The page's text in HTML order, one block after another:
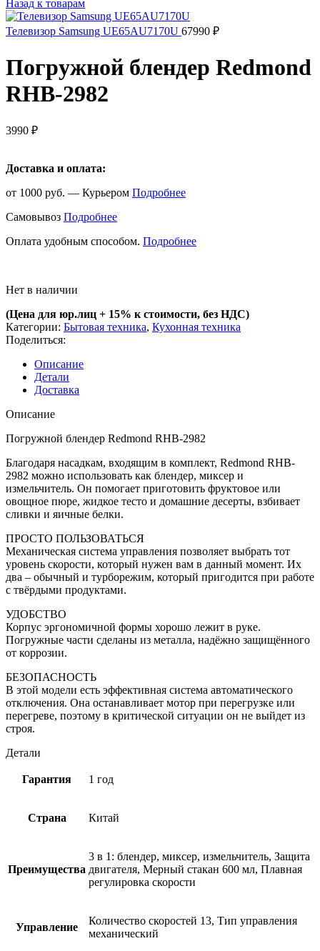
Назад к товарам
Телевизор Samsung UE65AU7170U 67990 ₽
Погружной блендер Redmond
RHB-2982
3990 ₽
Доставка и оплата:
от 1000 руб. — Курьером Подробнее
Самовывоз Подробнее
Оплата удобным способом. Подробнее
Нет в наличии
(Цена для юр.лиц + 15% к стоимости, без НДС)
Категории: Бытовая техника, Кухонная техника
Поделиться:
Описание
Детали
Доставка
Описание
Погружной блендер Redmond RHB-2982
Благодаря насадкам, входящим в комплект, Redmond RHB-
2982 можно использовать как блендер, миксер и
измельчитель. Он помогает приготовить фруктовое или
овощное пюре, жидкое тесто и домашние десерты, взбивает
сливки и яичные белки.
ПРОСТО ПОЛЬЗОВАТЬСЯ
Механическая система управления позволяет выбрать тот
уровень скорости, который нужен вам в данный момент. Их
два – обычный и турборежим, который пригодится при работе
с твёрдыми продуктами.
УДОБСТВО
Корпус эргономичной формы хорошо лежит в руке.
Погружные части сделаны из металла, надёжно защищённого
от коррозии.
БЕЗОПАСНОСТЬ
В этой модели есть эффективная система автоматического
отключения. Она останавливает мотор при перегрузке или
перегреве, поэтому в критической ситуации он не выйдет из
строя.
Детали
Гарантия 1 год
Страна Китай
Преимущества
3 в 1: блендер, миксер, измельчитель, Защита
двигателя, Мерный стакан 600 мл, Плавная
регулировка скорости
Управление
Количество скоростей 13, Тип управления
механический